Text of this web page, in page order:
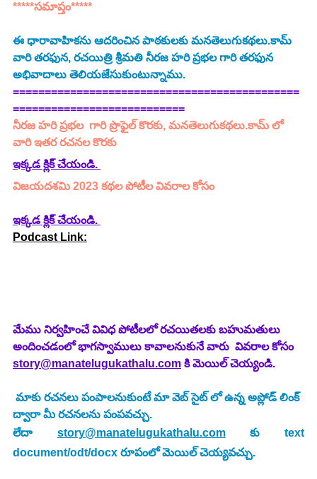
*****సమాప్తం*****
ఈ ధారావాహికను ఆదరించిన పాఠకులకు మనతెలుగుకథలు.కామ్
వారి తరఫున, రచయిత్రి శ్రీమతి నీరజ హరి ప్రభల గారి తరఫున
అభివాదాలు తెలియజేసుకుంటున్నాము.
=============================================
===========================
నీరజ హరి ప్రభల  గారి ప్రొఫైల్ కొరకు, మనతెలుగుకథలు.కామ్ లో
వారి ఇతర రచనల కొరకు
ఇక్కడ క్లిక్ చేయండి.
విజయదశమి 2023 కథల పోటీల వివరాల కోసం
ఇక్కడ క్లిక్ చేయండి.
Podcast Link:
మేము నిర్వహించే వివిధ పోటీలలో రచయితలకు బహుమతులు
అందించడంలో భాగస్వాములు కావాలనుకునే వారు  వివరాల కోసం
story@manatelugukathalu.com కి మెయిల్ చెయ్యండి.
మాకు రచనలు పంపాలనుకుంటే మా వెబ్ సైట్ లో ఉన్న అప్లోడ్ లింక్
ద్వారా మీ రచనలను పంపవచ్చు.
లేదా story@manatelugukathalu.com కు text
document/odt/docx రూపంలో మెయిల్ చెయ్యవచ్చు.